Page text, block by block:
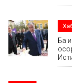
Ба